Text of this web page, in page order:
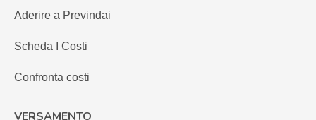
Aderire a Previndai
Scheda I Costi
Confronta costi
VERSAMENTO